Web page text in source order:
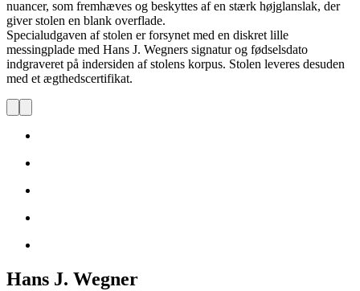
nuancer, som fremhæves og beskyttes af en stærk højglanslak, der
giver stolen en blank overflade.
Specialudgaven af stolen er forsynet med en diskret lille
messingplade med Hans J. Wegners signatur og fødselsdato
indgraveret på indersiden af stolens korpus. Stolen leveres desuden
med et ægthedscertifikat.
Hans J. Wegner